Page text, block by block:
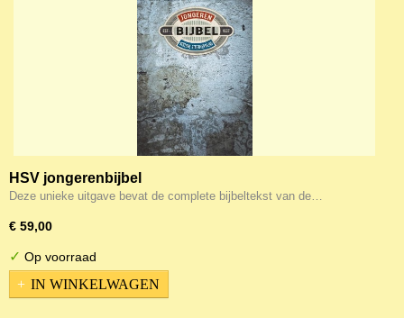
HSV jongerenbijbel
Deze unieke uitgave bevat de complete bijbeltekst van de…
€ 59,00
✓ Op voorraad
IN WINKELWAGEN